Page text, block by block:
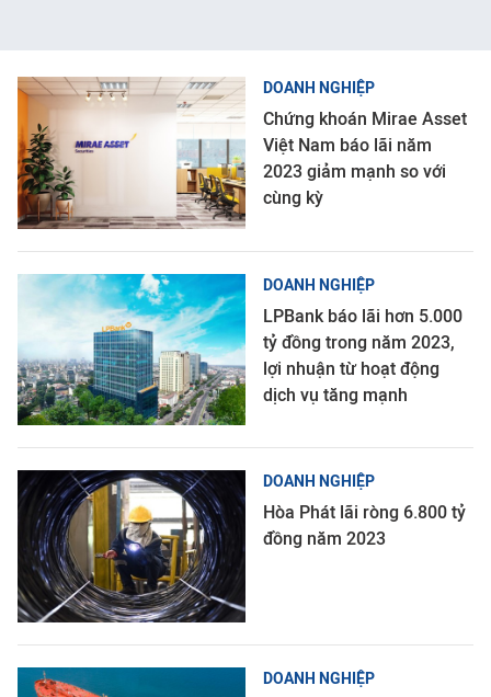
DOANH NGHIỆP
Chứng khoán Mirae Asset
Việt Nam báo lãi năm
2023 giảm mạnh so với
cùng kỳ
DOANH NGHIỆP
LPBank báo lãi hơn 5.000
tỷ đồng trong năm 2023,
lợi nhuận từ hoạt động
dịch vụ tăng mạnh
DOANH NGHIỆP
Hòa Phát lãi ròng 6.800 tỷ
đồng năm 2023
DOANH NGHIỆP